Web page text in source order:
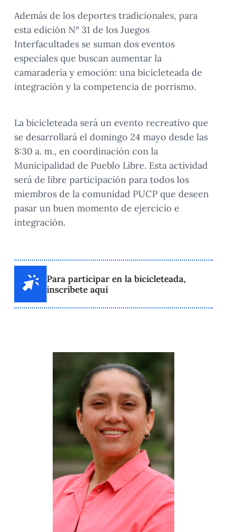
Además de los deportes tradicionales, para
esta edición N° 31 de los Juegos
Interfacultades se suman dos eventos
especiales que buscan aumentar la
camaradería y emoción: una bicicleteada de
integración y la competencia de porrismo.
La bicicleteada será un evento recreativo que
se desarrollará el domingo 24 mayo desde las
8:30 a. m., en coordinación con la
Municipalidad de Pueblo Libre. Esta actividad
será de libre participación para todos los
miembros de la comunidad PUCP que deseen
pasar un buen momento de ejercicio e
integración.
Para participar en la bicicleteada,
inscríbete aquí